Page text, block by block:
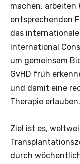
machen,
entsprechenden
das internationale
International
um gemeinsam
GvHD früh
und damit eine
Therapie erlauben.
Ziel ist es,
durch